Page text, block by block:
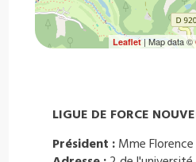
Leaflet| Map data ©
LIGUE DE FORCE
Président : Mme Florence